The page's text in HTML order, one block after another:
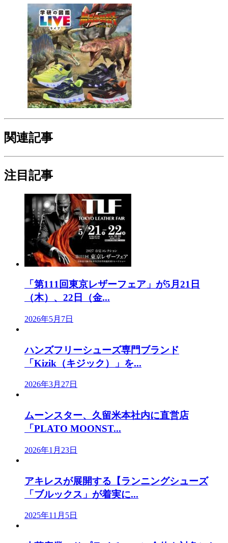
関連記事
注目記事
「第111回東京レザーフェア」が5月21日
（木）、22日（金...
2026年5月7日
ハンズフリーシューズ専門ブランド
「Kizik（キジック）」を...
2026年3月27日
ムーンスター、久留米本社内に直営店
「PLATO MOONST...
2026年1月23日
アキレスが展開する【ランニングシューズ
「ブルックス」が着実に...
2025年11月5日